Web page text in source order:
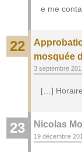
e me
22
mosquée
3 septembre
[…]
23 Nicolas
19 décembre